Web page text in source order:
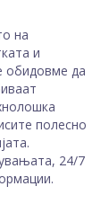
на
и
обидовме да
полесно
24/7